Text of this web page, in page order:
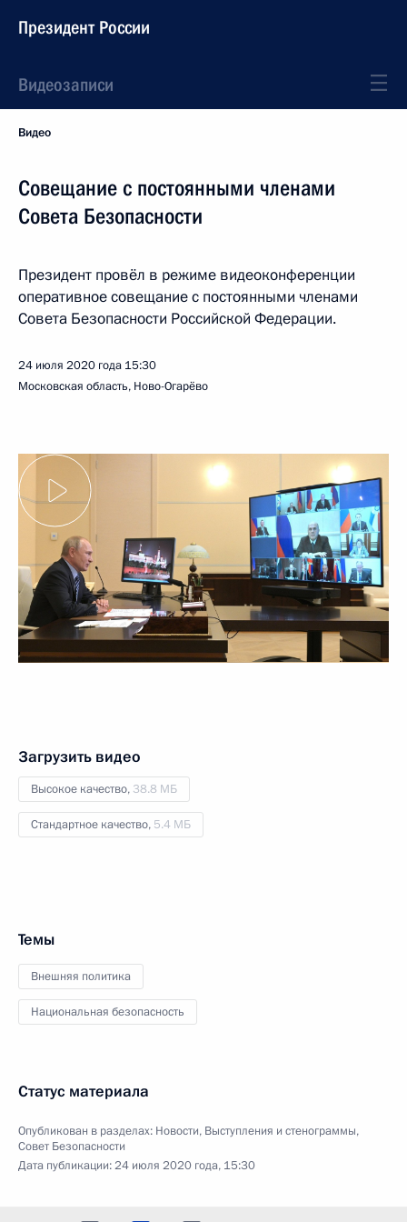
Президент России
Видеозаписи
Видео
Совещание с постоянными членами
Совета Безопасности
Президент провёл в режиме видеоконференции
оперативное совещание с постоянными членами
Совета Безопасности Российской Федерации.
24 июля 2020 года 15:30
Московская область, Ново-Огарёво
Загрузить видео
Высокое качество, 38.8 МБ
Стандартное качество, 5.4 МБ
Темы
Внешняя политика
Национальная безопасность
Статус материала
Опубликован в разделах: Новости, Выступления и стенограммы,
Совет Безопасности
Дата публикации:24 июля 2020 года, 15:30